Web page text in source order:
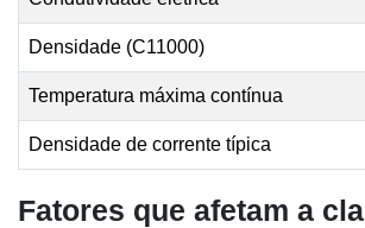
Densidade (C11000)
Temperatura máxima contínua
Densidade de corrente típica
Fatores que afetam a